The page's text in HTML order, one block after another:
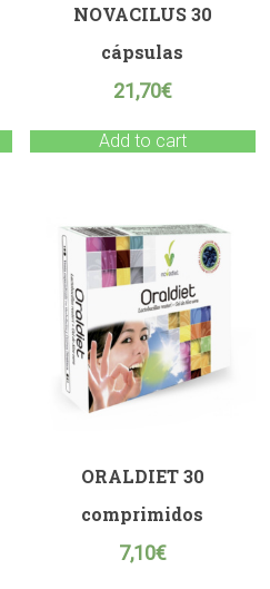
NOVACILUS 30
cápsulas
21,70€
Add to cart
ORALDIET 30
comprimidos
7,10€